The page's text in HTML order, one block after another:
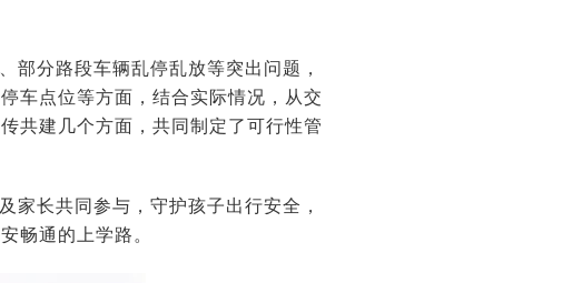
部分路段车辆乱停乱放等突出问题，
车点位等方面，结合实际情况，从交
共建几个方面，共同制定了可行性管
家长共同参与，守护孩子出行安全，
畅通的上学路。